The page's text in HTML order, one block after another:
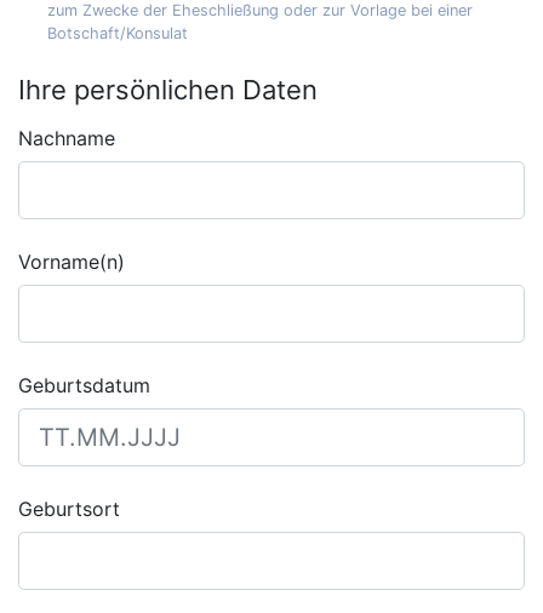
zum Zwecke der Eheschließung oder zur Vorlage bei einer
Botschaft/Konsulat
Ihre persönlichen Daten
Nachname
Vorname(n)
Geburtsdatum
Geburtsort